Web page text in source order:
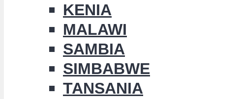
KENIA
MALAWI
SAMBIA
SIMBABWE
TANSANIA